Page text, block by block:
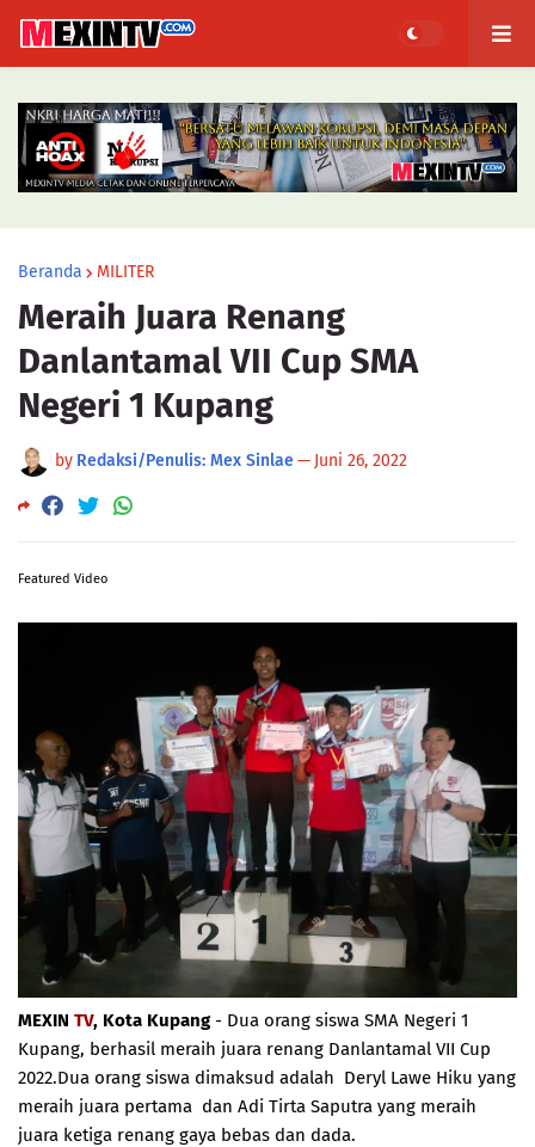
Beranda MILITER
Meraih Juara Renang
Danlantamal VII Cup SMA
Negeri 1 Kupang
by Redaksi/Penulis: Mex Sinlae— Juni 26, 2022
Featured Video
MEXIN TV, Kota Kupang- Dua orang siswa SMA Negeri 1
Kupang, berhasil meraih juara renang Danlantamal VII Cup
2022.Dua orang siswa dimaksud adalah Deryl Lawe Hiku yang
meraih juara pertama dan Adi Tirta Saputra yang meraih
juara ketiga renang gaya bebas dan dada.